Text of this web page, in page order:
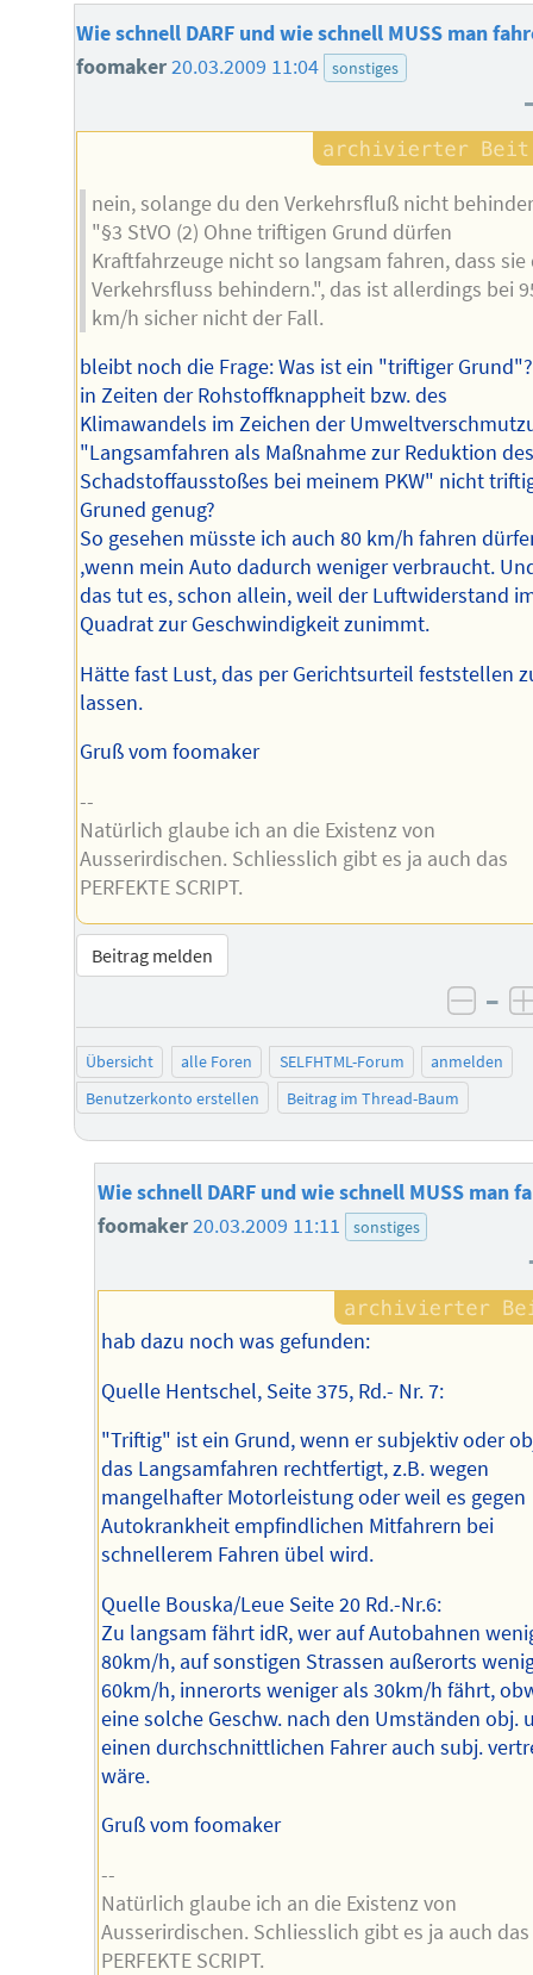
Wie schnell DARF und wie schnell MUSS man
foomaker20.03.2009 11:04 sonstiges
nein, solange du den Verkehrsfluß nicht
"§3 StVO (2) Ohne triftigen Grund dürfen
Kraftfahrzeuge nicht so langsam fahren, dass sie
Verkehrsfluss behindern.", das ist allerdings bei
km/h sicher nicht der Fall.
bleibt noch die Frage: Was ist ein "triftiger
in Zeiten der Rohstoffknappheit bzw. des
Klimawandels im Zeichen der
"Langsamfahren als Maßnahme zur Reduktion
Schadstoffausstoßes bei meinem PKW" nicht
Gruned genug?
So gesehen müsste ich auch 80 km/h fahren
,wenn mein Auto dadurch weniger verbraucht.
das tut es, schon allein, weil der Luftwiderstand
Quadrat zur Geschwindigkeit zunimmt.
Hätte fast Lust, das per Gerichtsurteil feststellen
lassen.
Gruß vom foomaker
--
Natürlich glaube ich an die Existenz von
Ausserirdischen. Schliesslich gibt es ja auch das
PERFEKTE SCRIPT.
Beitrag melden
–
Übersicht alle Foren SELFHTML-Forum
anmelden
Benutzerkonto erstellen
Beitrag im Thread-Baum
Wie schnell DARF und wie schnell MUSS man
foomaker20.03.2009 11:11 sonstiges
hab dazu noch was gefunden:
Quelle Hentschel, Seite 375, Rd.- Nr. 7:
"Triftig" ist ein Grund, wenn er subjektiv oder
das Langsamfahren rechtfertigt, z.B. wegen
mangelhafter Motorleistung oder weil es gegen
Autokrankheit empfindlichen Mitfahrern bei
schnellerem Fahren übel wird.
Quelle Bouska/Leue Seite 20 Rd.-Nr.6:
Zu langsam fährt idR, wer auf Autobahnen
80km/h, auf sonstigen Strassen außerorts
60km/h, innerorts weniger als 30km/h fährt,
eine solche Geschw. nach den Umständen obj.
einen durchschnittlichen Fahrer auch subj.
wäre.
Gruß vom foomaker
--
Natürlich glaube ich an die Existenz von
Ausserirdischen. Schliesslich gibt es ja auch das
PERFEKTE SCRIPT.